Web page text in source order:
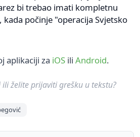
bi trebao imati kompletnu
počinje "operacija Svjetsko
aplikaciji za iOS ili Android.
želite prijaviti grešku u tekstu?